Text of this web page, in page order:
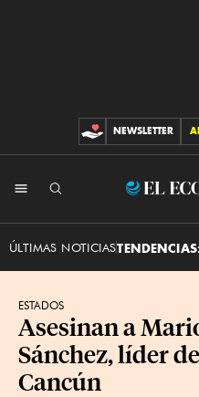
CONTRIBUCIONES
NEWSLETTER
ÚLTIMAS NOTICIAS
ESTADOS
Asesinan a
Sánchez, líder
Cancún